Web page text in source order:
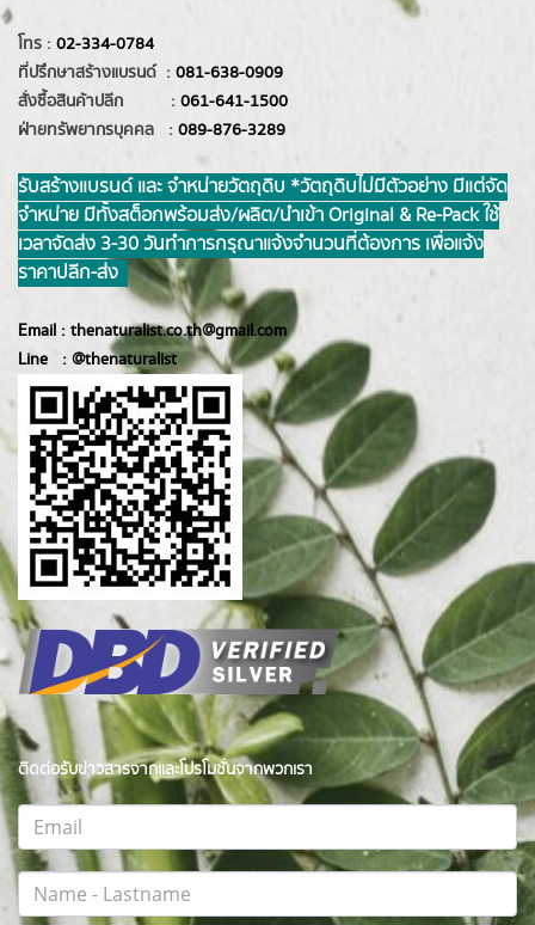
โทร : 02-334-0784
ที่ปรึกษาสร้างแบรนด์ : 081-638-0909
สั่งซื้อสินค้าปลีก : 061-641-1500
ฝ่ายทรัพยากรบุคคล : 089-876-3289
รับสร้างแบรนด์ และ จำหน่ายวัตถุดิบ *วัตถุดิบไม่มีตัวอย่าง มีแต่จัด
จำหน่าย มีทั้งสต็อกพร้อมส่ง/ผลิต/นำเข้า Original & Re-Pack ใช้
เวลาจัดส่ง 3-30 วันทำการ กรุณาแจ้งจำนวนที่ต้องการ เพื่อแจ้ง
ราคาปลีก-ส่ง
Email : thenaturalist.co.th@gmail.com
Line : @thenaturalist
ติดต่อรับข่าวสารจากและโปรโมชั่นจากพวกเรา